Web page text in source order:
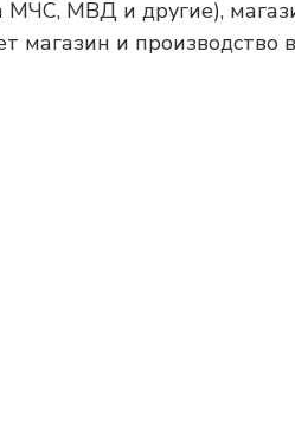
МВД и другие),
магазин и производство